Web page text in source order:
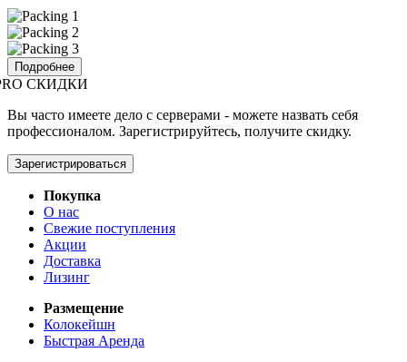
Подробнее
СКИДКИ
Вы часто имеете дело с серверами - можете назвать себя
профессионалом. Зарегистрируйтесь, получите скидку.
Зарегистрироваться
Покупка
О нас
Свежие поступления
Акции
Доставка
Лизинг
Размещение
Колокейшн
Быстрая Аренда